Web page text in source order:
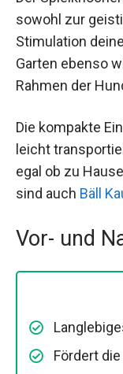
sowohl zur
Stimulation
Garten ebenso
Rahmen der
Die kompakte
leicht
egal ob zu
sind auch Bäll
Vor- und
Fördert